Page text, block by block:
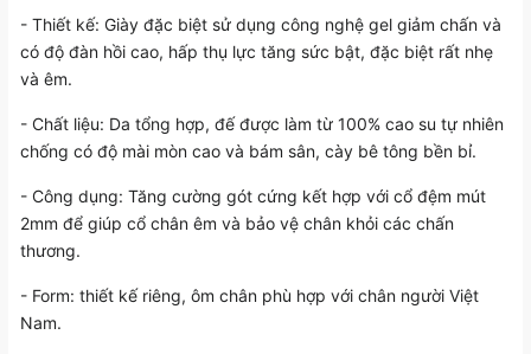
- Thiết kế: Giày đặc biệt sử dụng công nghệ gel giảm chấn và
có độ đàn hồi cao, hấp thụ lực tăng sức bật, đặc biệt rất nhẹ
và êm.
- Chất liệu: Da tổng hợp, đế được làm từ 100% cao su tự nhiên
chống có độ mài mòn cao và bám sân, cày bê tông bền bỉ.
- Công dụng: Tăng cường gót cứng kết hợp với cổ đệm mút
2mm để giúp cổ chân êm và bảo vệ chân khỏi các chấn
thương.
- Form: thiết kế riêng, ôm chân phù hợp với chân người Việt
Nam.